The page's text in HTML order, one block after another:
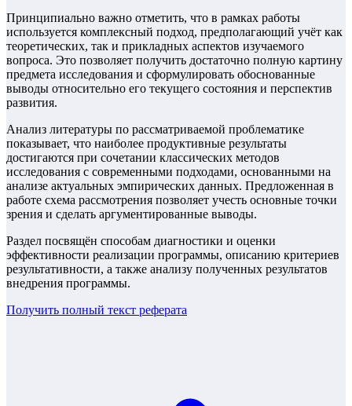
Принципиально важно отметить, что в рамках работы
используется комплексный подход, предполагающий учёт как
теоретических, так и прикладных аспектов изучаемого
вопроса. Это позволяет получить достаточно полную картину
предмета исследования и сформулировать обоснованные
выводы относительно его текущего состояния и перспектив
развития.
Анализ литературы по рассматриваемой проблематике
показывает, что наиболее продуктивные результаты
достигаются при сочетании классических методов
исследования с современными подходами, основанными на
анализе актуальных эмпирических данных. Предложенная в
работе схема рассмотрения позволяет учесть основные точки
зрения и сделать аргументированные выводы.
Раздел посвящён способам диагностики и оценки
эффективности реализации программы, описанию критериев
результативности, а также анализу полученных результатов
внедрения программы.
Получить полный текст реферата